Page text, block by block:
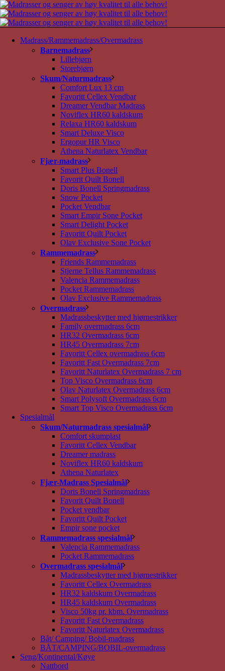
Madrass/Rammemadrass/Overmadrass
Barnemadrass
Lillebjørn
Storebjørn
Skum/Naturmadrass
Comfort Lux 13 cm
Favoritt Cellex Vendbar
Dreamer Vendbar Madrass
Noviflex HR60 kaldskum
Relaxa HR60 kaldskum
Smart Deluxe Visco
Ergopur HR Visco
Athena Naturlatex Vendbar
Fjær-madrass
Smart Plus Bonell
Favorit Quilt Bonell
Doris Bonell Springmadrass
Snow Pocket
Pocket Vendbar
Smart Empir Sone Pocket
Smart Delight Pocket
Favoritt Quilt Pocket
Olav Exclusive Sone Pocket
Rammemadrass
Friends Rammemadrass
Stjerne Tellus Rammemadrass
Valencia Rammemadrass
Pocket Rammemadrass
Olav Exclusive Rammemadrass
Overmadrass
Madrassbeskytter med hjørnestrikker
Family overmadrass 6cm
HR32 Overmadrass 6cm
HR45 Overmadrass 7cm
Favoritt Cellex overmadrass 6cm
Favoritt Fast Overmadrass 7cm
Favoritt Naturlatex Overmadrass 7 cm
Top Visco Overmadrass 6cm
Olav Naturlatex Overmadrass 6cm
Smart Polysoft Overmadrass 6cm
Smart Top Visco Overmadrass 6cm
Spesialmål
Skum/Naturmadrass spesialmål
Comfort skumplast
Favoritt Cellex Vendbar
Dreamer madrass
Noviflex HR60 kaldskum
Athena Naturlatex
Fjær-Madrass Spesialmål
Doris Bonell Springmadrass
Favorit Quilt Bonell
Pocket vendbar
Favoritt Quilt Pocket
Empir sone pocket
Rammemadrass spesialmål
Valencia Rammemadrass
Pocket Rammemadrass
Overmadrass spesialmål
Madrassbeskytter med hjørnestrikker
Favoritt Cellex Overmadrass
HR32 kaldskum Overmadrass
HR45 kaldskum Overmadrass
Visco 50kg pr. kbm. Overmadrass
Favoritt Fast Overmadrass
Favoritt Naturlatex Overmadrass
Båt/ Camping/ Bobil-madrass
BÅT/CAMPING/BOBIL-overmadrass
Seng/Kontinental/Køye
Nattbord